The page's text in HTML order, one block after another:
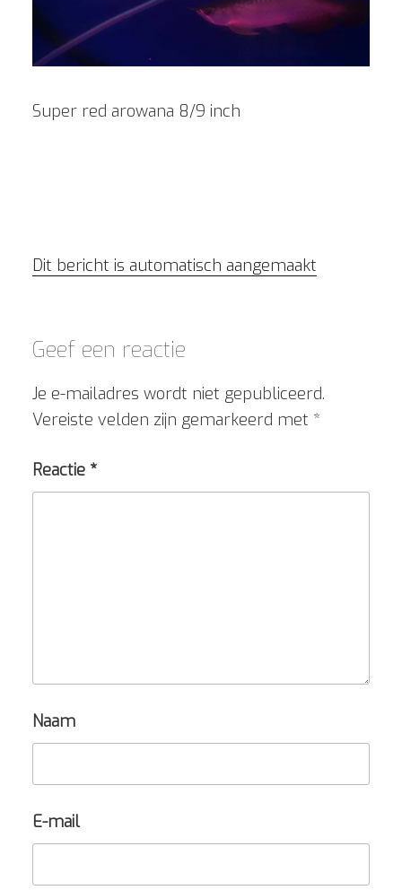
Super red arowana 8/9 inch
Dit bericht is automatisch aangemaakt
Geef een reactie
Je e-mailadres wordt niet gepubliceerd.
Vereiste velden zijn gemarkeerd met *
Reactie *
Naam
E-mail